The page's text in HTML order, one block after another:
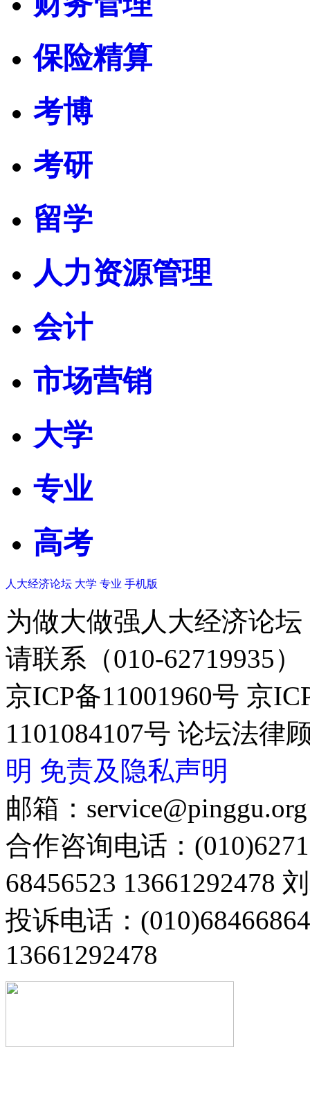
保险精算
考博
考研
留学
人力资源管理
会计
市场营销
大学
专业
高考
人大经济论坛 大学 专业 手机版
为做大做强人大经济论
请联系（010-62719935）
京ICP备11001960号 京
1101084107号 论坛法律
明 免责及隐私声明
邮箱：service@pinggu.org
合作咨询电话：
68456523 13661292478
投诉电话：
13661292478